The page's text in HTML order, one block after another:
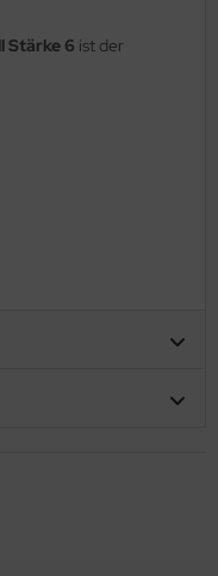
Stärke 6 ist der